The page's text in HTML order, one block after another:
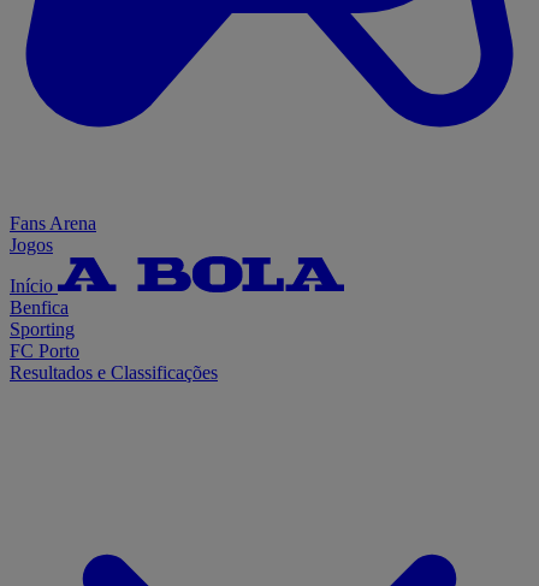
Fans Arena
Jogos
Início
Benfica
Sporting
FC Porto
Resultados e Classificações